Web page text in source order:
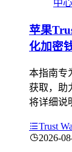
苹果
化加密
本指南专
获取，助
将详细说
Trust
2026-